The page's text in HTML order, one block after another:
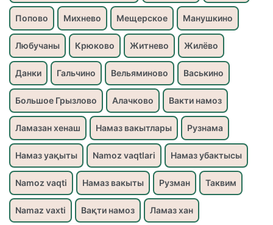
Попово Михнево Мещерское Манушкино
Любучаны Крюково Житнево Жилёво
Данки Гальчино Вельяминово Васькино
Большое Грызлово Алачково Вакти намоз
Ламазан хенаш Намаз вакытлары Рузнама
Намаз уақыты Namoz vaqtlari Намаз убактысы
Namoz vaqti Намаз вакыты Рузман Таквим
Namaz vaxti Вақти намоз Ламаз хан